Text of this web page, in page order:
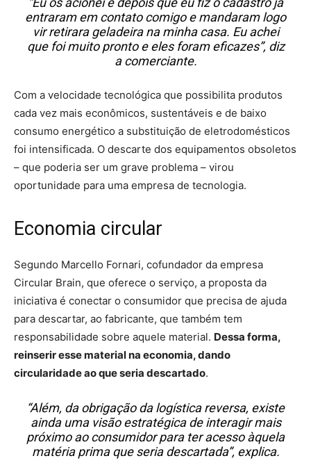
entraram em contato comigo e mandaram logo
vir retirara geladeira na minha casa. Eu achei
que foi muito pronto e eles foram eficazes”, diz
a comerciante.
Com a velocidade tecnológica que possibilita produtos
cada vez mais econômicos, sustentáveis e de baixo
consumo energético a substituição de eletrodomésticos
foi intensificada. O descarte dos equipamentos obsoletos
– que poderia ser um grave problema – virou
oportunidade para uma empresa de tecnologia.
Economia circular
Segundo Marcello Fornari, cofundador da empresa
Circular Brain, que oferece o serviço, a proposta da
iniciativa é conectar o consumidor que precisa de ajuda
para descartar, ao fabricante, que também tem
responsabilidade sobre aquele material. Dessa forma,
reinserir esse material na economia, dando
circularidade ao que seria descartado.
“Além, da obrigação da logística reversa, existe
ainda uma visão estratégica de interagir mais
próximo ao consumidor para ter acesso àquela
matéria prima que seria descartada”, explica.